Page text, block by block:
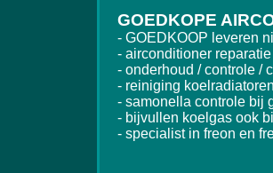
GOEDKOPE
- GOEDKOOP leveren
- airconditioner
- onderhoud / controle /
- reiniging
- samonella controle bij
- bijvullen koelgas ook
- specialist in freon en